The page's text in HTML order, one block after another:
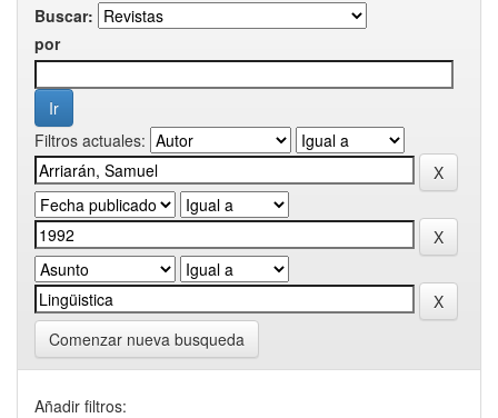
Buscar:
por
Filtros actuales:
Comenzar nueva busqueda
Añadir filtros: